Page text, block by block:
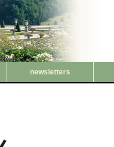
newsletters